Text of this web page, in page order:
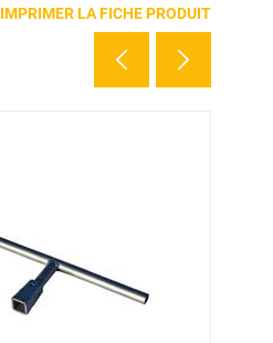
IMPRIMER LA FICHE PRODUIT